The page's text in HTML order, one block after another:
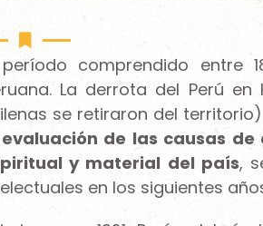
período comprendido entre
La derrota del Perú
se retiraron del
evaluación de las causas de
y material del país,
en los siguientes